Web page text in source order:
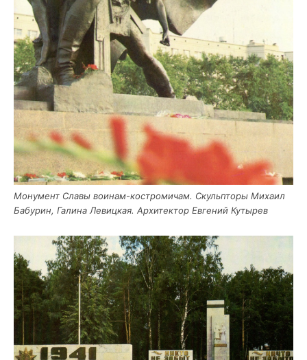
Мону­мент Сла­вы вои­нам-костро­ми­чам. Скуль­пто­ры Миха­ил
Бабу­рин, Гали­на Левиц­кая. Архи­тек­тор Евге­ний Кутырев